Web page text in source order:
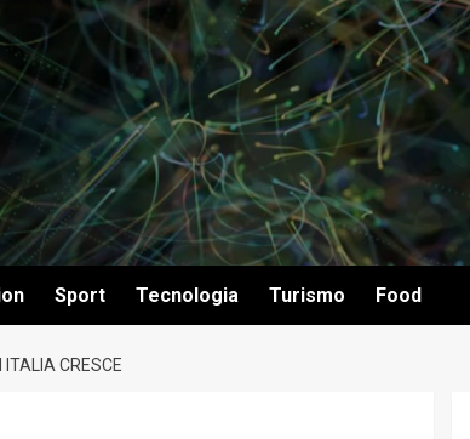
Sport Tecnologia Turismo Food
ITALIA CRESCE